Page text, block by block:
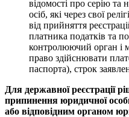
відомості про серію та
осіб, які через свої
від прийняття
платника податків та
контролюючий орган і
право здійснювати
паспорта), строк
Для державної реєстрації
припинення юридичної
або відповідним органом